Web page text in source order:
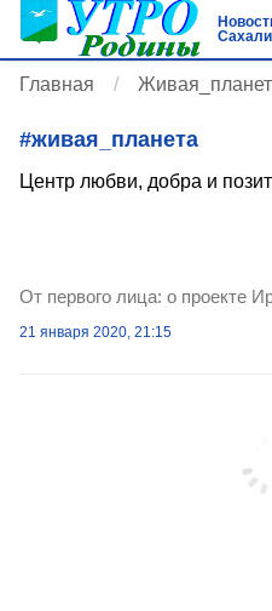
Главная
#живая_планета
Центр любви, добра и
От первого лица: о проекте
21 января 2020, 21:15